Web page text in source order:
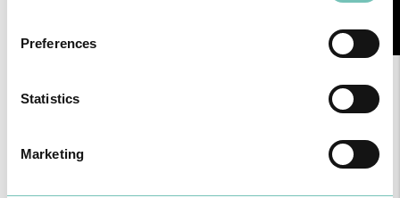
Preferences
Statistics
Marketing